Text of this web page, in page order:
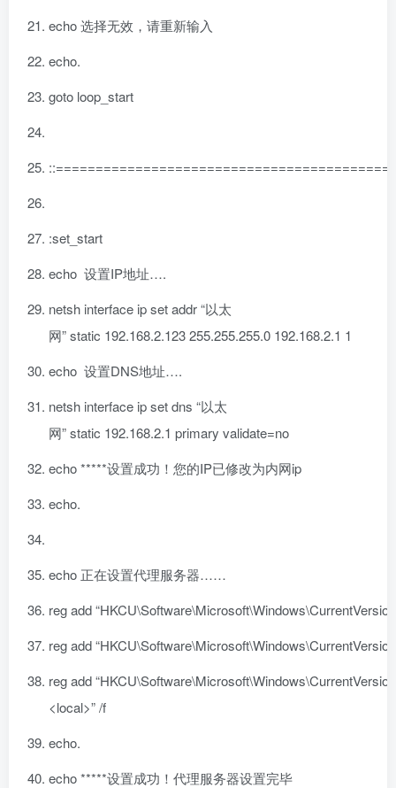
echo 选择无效，请重新输入
echo.
goto loop_start
:set_start
echo 设置IP地址….
netsh interface ip set addr“以太
网”static 192.168.2.123255.255.255.0 192.168.2.1 1
echo 设置DNS地址….
netsh interface ip set dns “以太
网”static 192.168.2.1 primary validate=no
echo *****设置成功！您的IP已修改为内网ip
echo.
echo 正在设置代理服务器……
reg add
reg add
reg add
<local>”/f
echo.
echo *****设置成功！代理服务器设置完毕